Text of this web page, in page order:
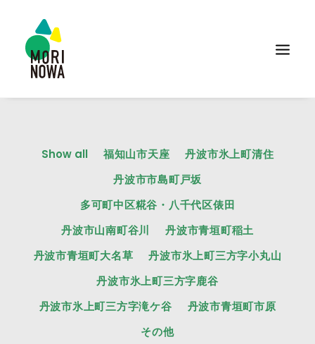
Show all 福知山市天座
丹波市氷上町清住
丹波市市島町戸坂
多可町中区糀谷・八千代区俵田
丹波市山南町谷川
丹波市青垣町稲土
丹波市青垣町大名草
丹波市氷上町三方字小丸山
丹波市氷上町三方字鹿谷
丹波市氷上町三方字滝ケ谷
丹波市青垣町市原
その他